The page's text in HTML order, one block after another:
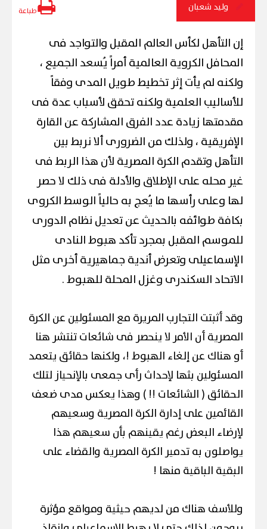
وليد شعبان طباعة
إن التأهل لكأس العالم المقبل والتواجد فى
المحافل الكروية العالمية أمراً يُسعد الجميع ،
ولكنه لم يأت إثر تخطيط طويل المدى وفقاً
للأساليب العلمية ولكنه تحقق لأسباب عدة فى
مقدمتها زيادة عدد الفرق المشاركة عن القارة
الإفريقية ، ولذلك من الضرورى ألا نربط بين
التأهل وتقدم الكرة المصرية لأن هذا الربط فى
غير محله على الإطلاق والأدلة فى ذلك لا حصر
لها وعلى رأسها ما يُعج به حالياً الوسط الكروى
بكافة طوائفه بالحديث عن تعديل نظام الدورى
للموسم المقبل بمجرد تأكد هبوط النادى
الإسماعيلى وتعرض أندية جماهيرية أخرى مثل
الاتحاد السكندرى وغزل المحلة للهبوط .
وقد أثبتت التجارب المريرة مع المسئولين عن الكرة
المصرية أن الأمر لا ينحصر فى شائعات تنتشر هنا
أو هناك عن إلغاء الهبوط !، ولكنها حقائق يتعمد
المسئولين بثها لإحداث رأى جمعى بالإنحياز لتلك
الحقائق ( الشائعات !! ) وهذا يعكس مدى ضعف
القائمين على إدارة الكرة المصرية وسعيهم
لإرضاء البعض رغم يقينهم بأن سعيهم هذا
يواصلون به تدمير الكرة المصرية والقضاء على
البقية الباقية منها !
وللأسف هناك من لديهم حيثية ومواقع مؤثرة